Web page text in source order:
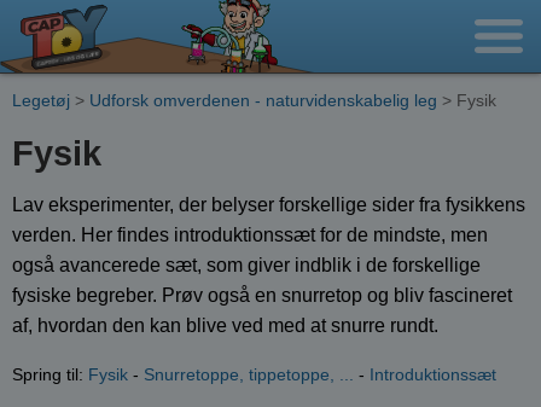
Legetøj > Udforsk omverdenen - naturvidenskabelig leg > Fysik
Fysik
Lav eksperimenter, der belyser forskellige sider fra fysikkens
verden. Her findes introduktionssæt for de mindste, men
også avancerede sæt, som giver indblik i de forskellige
fysiske begreber. Prøv også en snurretop og bliv fascineret
af, hvordan den kan blive ved med at snurre rundt.
Spring til: Fysik - Snurretoppe, tippetoppe, ... - Introduktionssæt